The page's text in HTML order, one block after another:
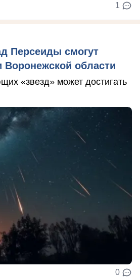
1
Персеиды смогут
Воронежской области
«звезд» может достигать
0